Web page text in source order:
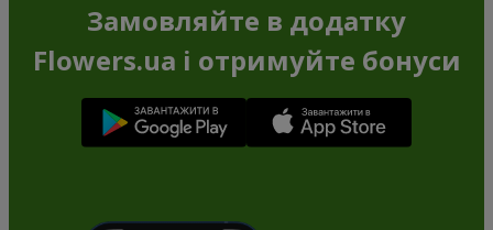
Замовляйте в додатку
Flowers.ua і отримуйте бонуси